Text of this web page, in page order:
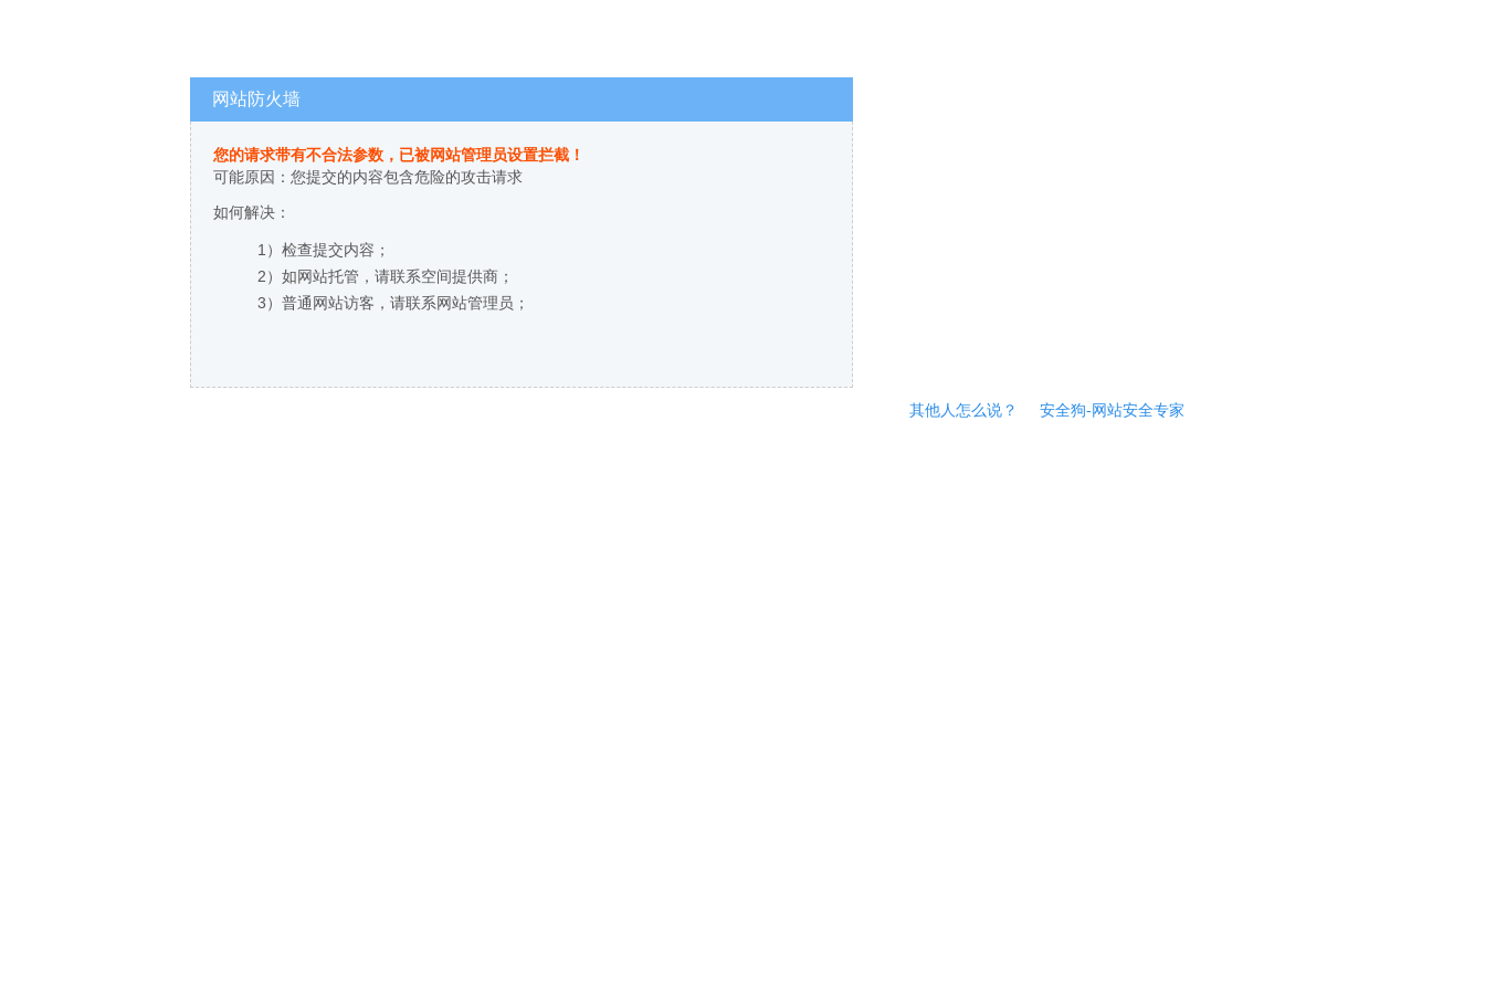
网站防火墙
您的请求带有不合法参数，已被网站管理员设置拦截！
可能原因：您提交的内容包含危险的攻击请求
如何解决：
1）检查提交内容；
2）如网站托管，请联系空间提供商；
3）普通网站访客，请联系网站管理员；
其他人怎么说？ 安全狗-网站安全专家